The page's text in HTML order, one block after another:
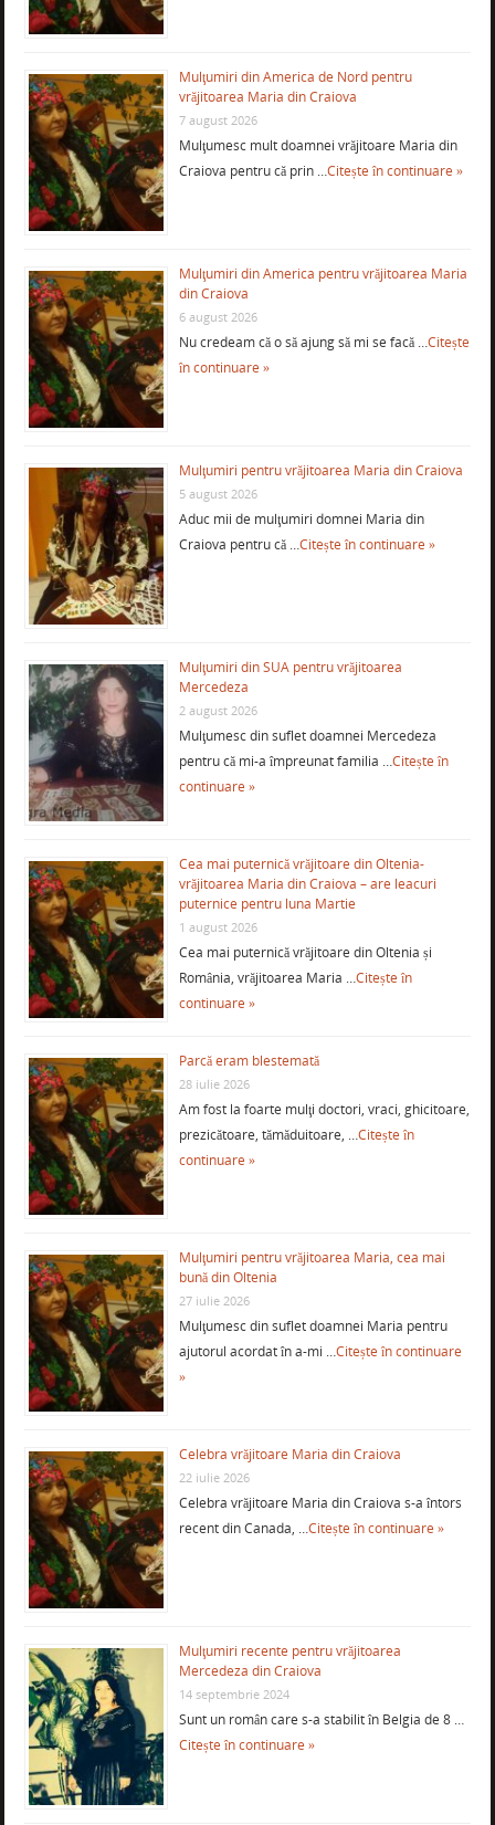
Mulţumiri din America de Nord pentru
vrăjitoarea Maria din Craiova
7 august 2026
Mulţumesc mult doamnei vrăjitoare Maria din
Craiova pentru că prin …Citește în continuare »
Mulţumiri din America pentru vrăjitoarea Maria
din Craiova
6 august 2026
Nu credeam că o să ajung să mi se facă …Citește
în continuare »
Mulţumiri pentru vrăjitoarea Maria din Craiova
5 august 2026
Aduc mii de mulţumiri domnei Maria din
Craiova pentru că …Citește în continuare »
Mulţumiri din SUA pentru vrăjitoarea
Mercedeza
2 august 2026
Mulţumesc din suflet doamnei Mercedeza
pentru că mi-a împreunat familia …Citește în
continuare »
Cea mai puternică vrăjitoare din Oltenia-
vrăjitoarea Maria din Craiova – are leacuri
puternice pentru luna Martie
1 august 2026
Cea mai puternică vrăjitoare din Oltenia și
România, vrăjitoarea Maria …Citește în
continuare »
Parcă eram blestemată
28 iulie 2026
Am fost la foarte mulţi doctori, vraci, ghicitoare,
prezicătoare, tămăduitoare, …Citește în
continuare »
Mulţumiri pentru vrăjitoarea Maria, cea mai
bună din Oltenia
27 iulie 2026
Mulţumesc din suflet doamnei Maria pentru
ajutorul acordat în a-mi …Citește în continuare
»
Celebra vrăjitoare Maria din Craiova
22 iulie 2026
Celebra vrăjitoare Maria din Craiova s-a întors
recent din Canada, …Citește în continuare »
Mulţumiri recente pentru vrăjitoarea
Mercedeza din Craiova
14 septembrie 2024
Sunt un român care s-a stabilit în Belgia de 8 …
Citește în continuare »